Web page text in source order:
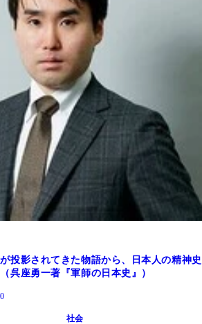
投影されてきた物語から、日本人の精神史
呉座勇一著『軍師の日本史』）
社会